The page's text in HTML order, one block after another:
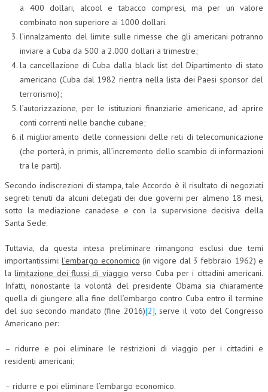
DIRITTO DEL LAVORO
DIRITTO DEL WEB
DIRITTO DELLE IMPRESE IN CRISI
CRIMINOLOGIA E CRIMINALISTICA
SICUREZZA SUL LAVORO
FISCO
DIRITTO TRIBUTARIO
FISCALITÀ INTERNAZIONALE
TAX RISK MANAGEMENT
CRIMINOLOGIA TRIBUTARIA
TRANSFER PRICING
PRASSI
AMMINISTRATIVA
TRIBUTARIA
EUROPEA
COSTITUZIONALE
a 400 dollari, alcool e tabacco compresi, ma per un valore
combinato non superiore ai 1000 dollari.
l’innalzamento del limite sulle rimesse che gli americani potranno
inviare a Cuba da 500 a 2.000 dollari a trimestre;
la cancellazione di Cuba dalla black list del Dipartimento di stato
americano (Cuba dal 1982 rientra nella lista dei Paesi sponsor del
terrorismo);
l’autorizzazione, per le istituzioni finanziarie americane, ad aprire
conti correnti nelle banche cubane;
il miglioramento delle connessioni delle reti di telecomunicazione
(che porterà, in primis, all’incremento dello scambio di informazioni
tra le parti).
Secondo indiscrezioni di stampa, tale Accordo è il risultato di negoziati
segreti tenuti da alcuni delegati dei due governi per almeno 18 mesi,
sotto la mediazione canadese e con la supervisione decisiva della
Santa Sede.
Tuttavia, da questa intesa preliminare rimangono esclusi due temi
importantissimi:l’embargo economico (in vigore dal 3 febbraio 1962) e
lalimitazione dei flussi di viaggio verso Cuba per i cittadini americani.
Infatti, nonostante la volontà del presidente Obama sia chiaramente
quella di giungere alla fine dell’embargo contro Cuba entro il termine
del suo secondo mandato (fine 2016)[2], serve il voto del Congresso
Americano per:
– ridurre e poi eliminare le restrizioni di viaggio per i cittadini e
residenti americani;
– ridurre e poi eliminare l’embargo economico.